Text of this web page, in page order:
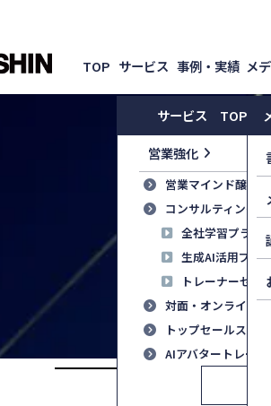
TOP サービス
サービス TOP
営業強化
営業マインド醸成講
コンサルティングセ
全社学習プラン
生成AI活用プラ
トレーナーセッ
対面・オンライン
トップセールスの型
AIアバタートレーニ
事例・実績 メ